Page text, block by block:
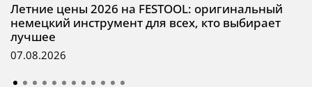
Летние цены 2026 на FESTOOL: оригинальный
немецкий инструмент для всех, кто выбирает
лучшее
07.08.2026